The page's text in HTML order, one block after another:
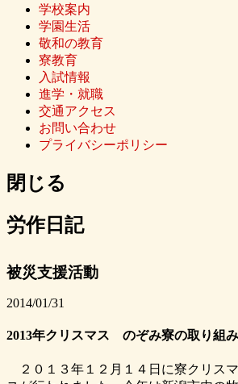
学校案内
学園生活
敬和の教育
寮教育
入試情報
進学・就職
交通アクセス
お問い合わせ
プライバシーポリシー
閉じる
労作日記
被災支援活動
2014/01/31
2013年クリスマス のぞみ寮の取り組み
２０１３年１２月１４日に寮クリスマ